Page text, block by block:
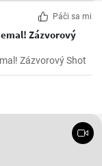
Páči sa mi
Takýto DOMÁCI ZÁZVOROVÝ SIRUP si ešte nemal! Zázvorový Shot